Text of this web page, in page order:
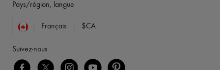
Pays/région, langue
Français $CA
Suivez-nous